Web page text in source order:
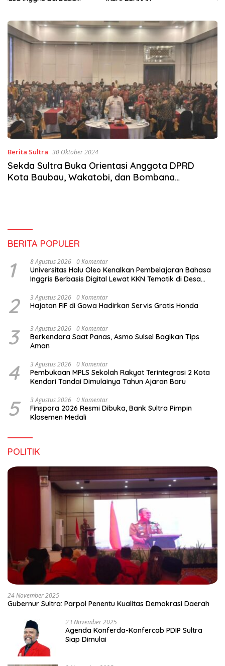
Berita Sultra 30 Oktober 2024
Sekda Sultra Buka Orientasi Anggota DPRD
Kota Baubau, Wakatobi, dan Bombana
BERITA POPULER
1 8 Agustus 2026 0 Komentar
Universitas Halu Oleo Kenalkan Pembelajaran Bahasa
Inggris Berbasis Digital Lewat KKN Tematik di Desa
2 3 Agustus 2026 0 Komentar
Hajatan FIF di Gowa Hadirkan Servis Gratis Honda
3 3 Agustus 2026 0 Komentar
Berkendara Saat Panas, Asmo Sulsel Bagikan Tips
Aman
4 3 Agustus 2026 0 Komentar
Pembukaan MPLS Sekolah Rakyat Terintegrasi 2 Kota
Kendari Tandai Dimulainya Tahun Ajaran Baru
5 3 Agustus 2026 0 Komentar
Finspora 2026 Resmi Dibuka, Bank Sultra Pimpin
Klasemen Medali
POLITIK
24 November 2025
Gubernur Sultra: Parpol Penentu Kualitas Demokrasi Daerah
23 November 2025
Agenda Konferda-Konfercab PDIP Sultra
Siap Dimulai